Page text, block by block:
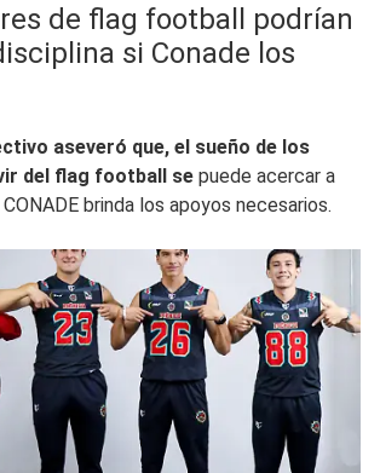
de flag football podrían
si Conade los
aseveró que, el sueño de los
del flag football se puede acercar a
brinda los apoyos necesarios.